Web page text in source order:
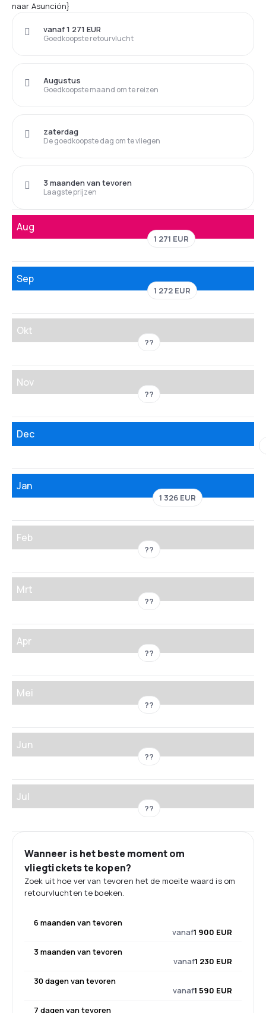
naar Asunción}
Goedkoopste retourvlucht
vanaf 1 271 EUR
Goedkoopste maand om te reizen
Augustus
De goedkoopste dag om te vliegen
zaterdag
Laagste prijzen
3 maanden van tevoren
Aug
1 271 EUR
Sep
1 272 EUR
Okt
??
Nov
??
Dec
Jan
1 326 EUR
Feb
??
Mrt
??
Apr
??
Mei
??
Jun
??
Jul
??
Wanneer is het beste moment om
vliegtickets te kopen?
Zoek uit hoe ver van tevoren het de moeite waard is om
retourvluchten te boeken.
6 maanden van tevoren
vanaf1 900 EUR
3 maanden van tevoren
vanaf1 230 EUR
30 dagen van tevoren
vanaf1 590 EUR
7 dagen van tevoren